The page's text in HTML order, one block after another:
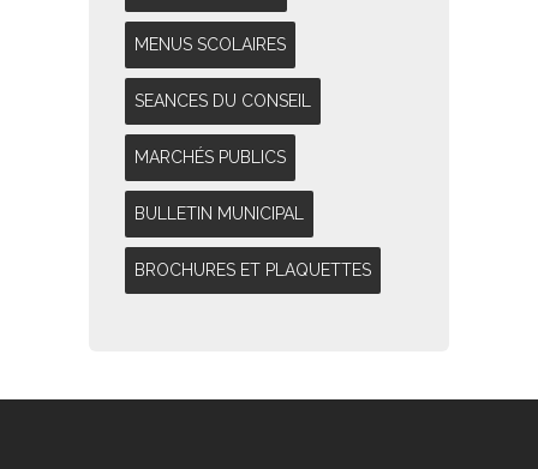
MENUS SCOLAIRES
SEANCES DU CONSEIL
MARCHÉS PUBLICS
BULLETIN MUNICIPAL
BROCHURES ET PLAQUETTES